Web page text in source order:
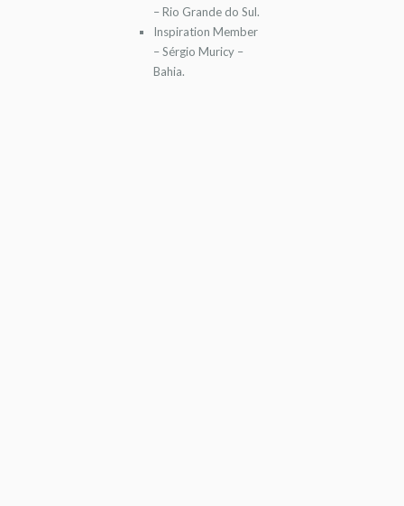
– Rio Grande do Sul.
Inspiration Member
– Sérgio Muricy –
Bahia.